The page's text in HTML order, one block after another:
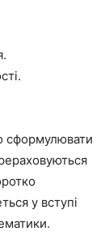
сформулювати
у вступі